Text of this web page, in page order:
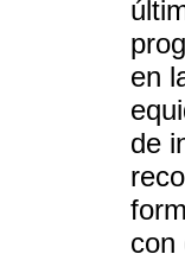
en
de
con